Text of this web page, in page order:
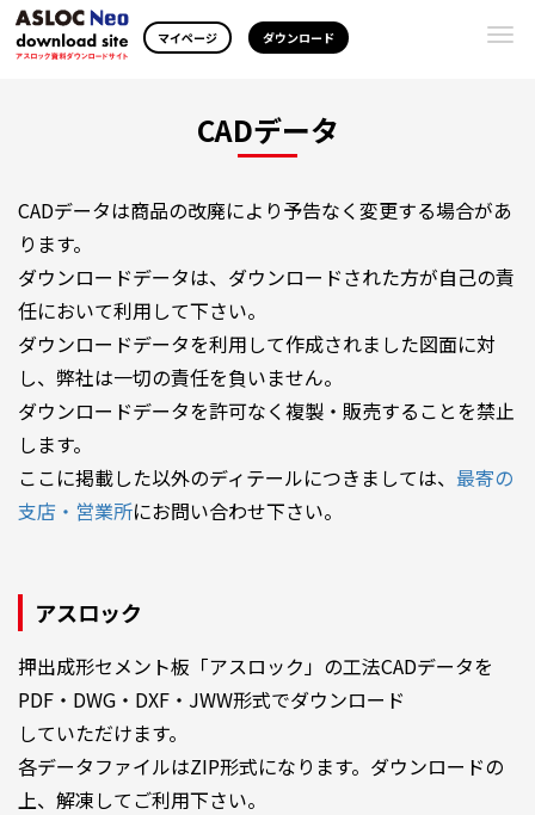
マイページ ダウンロード
CADデータ
CADデータは商品の改廃により予告なく変更する場合があ
ります。
ダウンロードデータは、ダウンロードされた方が自己の責
任において利用して下さい。
ダウンロードデータを利用して作成されました図面に対
し、弊社は一切の責任を負いません。
ダウンロードデータを許可なく複製・販売することを禁止
します。
ここに掲載した以外のディテールにつきましては、 最寄の
支店・営業所にお問い合わせ下さい。
アスロック
押出成形セメント板「アスロック」の工法CADデータを
PDF・DWG・DXF・JWW形式でダウンロード
していただけます。
各データファイルはZIP形式になります。ダウンロードの
上、解凍してご利用下さい。